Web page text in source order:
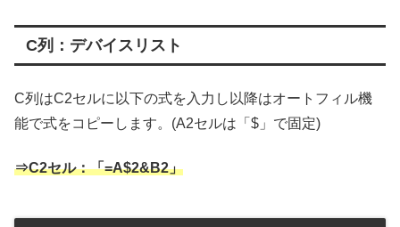
C列：デバイスリスト
C列はC2セルに以下の式を入力し以降はオートフィル機
能で式をコピーします。(A2セルは「$」で固定)
⇒C2セル：「=A$2&B2」